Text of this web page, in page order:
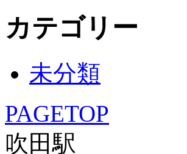
カテゴリー
未分類
PAGETOP
吹田駅